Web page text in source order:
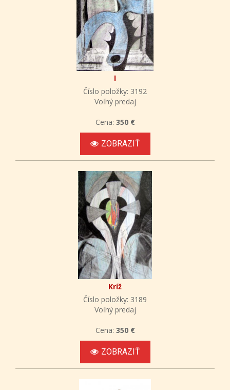
l
Číslo položky: 3192
Voľný predaj
Cena: 350 €
ZOBRAZIŤ
Kríž
Číslo položky: 3189
Voľný predaj
Cena: 350 €
ZOBRAZIŤ